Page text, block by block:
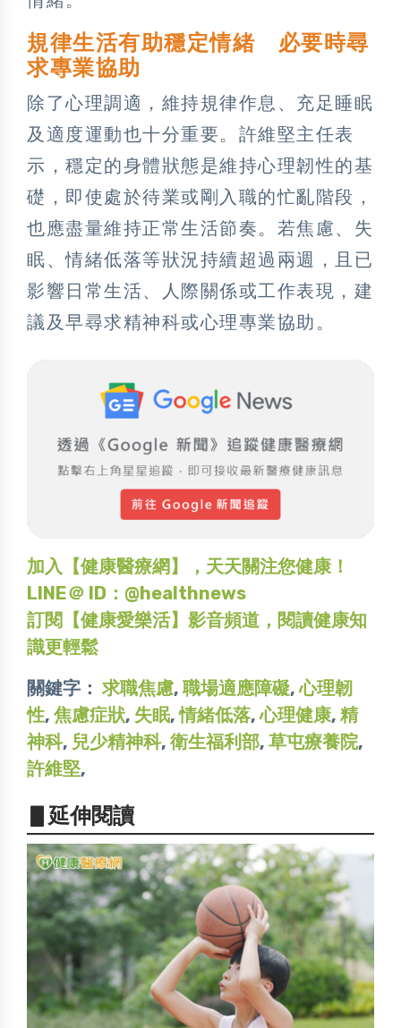
規律生活有助穩定情緒 必要時尋
求專業協助
除了心理調適，維持規律作息、充足睡眠
及適度運動也十分重要。許維堅主任表
示，穩定的身體狀態是維持心理韌性的基
礎，即使處於待業或剛入職的忙亂階段，
也應盡量維持正常生活節奏。若焦慮、失
眠、情緒低落等狀況持續超過兩週，且已
影響日常生活、人際關係或工作表現，建
議及早尋求精神科或心理專業協助。
加入【健康醫療網】，天天關注您健康！
LINE＠ ID：@healthnews
訂閱【健康愛樂活】影音頻道，閱讀健康知
識更輕鬆
關鍵字： 求職焦慮, 職場適應障礙,心理韌
性, 焦慮症狀, 失眠,情緒低落,心理健康, 精
神科, 兒少精神科, 衛生福利部, 草屯療養院,
許維堅,
▋延伸閱讀